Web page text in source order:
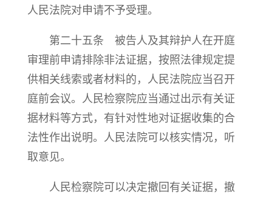
人民法院对申请不予受理。
第二十五条 被告人及其辩护人在开庭
审理前申请排除非法证据，按照法律规定提
供相关线索或者材料的，人民法院应当召开
庭前会议。人民检察院应当通过出示有关证
据材料等方式，有针对性地对证据收集的合
法性作出说明。人民法院可以核实情况，听
取意见。
人民检察院可以决定撤回有关证据，撤